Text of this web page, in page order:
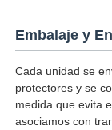
Embalaje y
Cada unidad se
protectores y se
medida que evita
asociamos con